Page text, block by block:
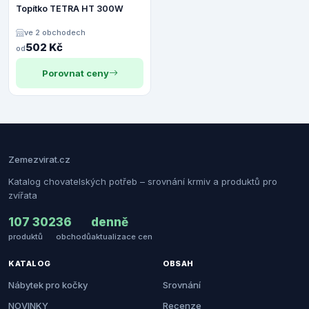
Topítko TETRA HT 300W
ve 2 obchodech
od502 Kč
Porovnat ceny
Zemezvirat.cz
Katalog chovatelských potřeb – srovnání krmiv a produktů pro
zvířata
107 302
produktů
36
obchodů
denně
aktualizace cen
KATALOG
Nábytek pro kočky
NOVINKY
OBSAH
Srovnání
Recenze